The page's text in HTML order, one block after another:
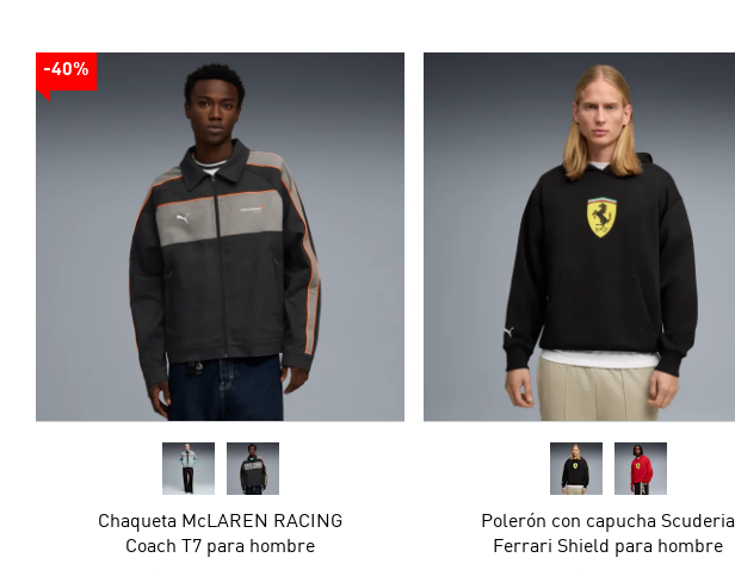
-40%
Chaqueta McLAREN RACING
Coach T7 para hombre
Polerón con capucha Scuderia
Ferrari Shield para hombre